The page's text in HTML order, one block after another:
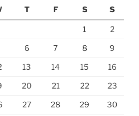
T F S S
1 2
6 7 8 9
13 14 15 16
20 21 22 23
27 28 29 30